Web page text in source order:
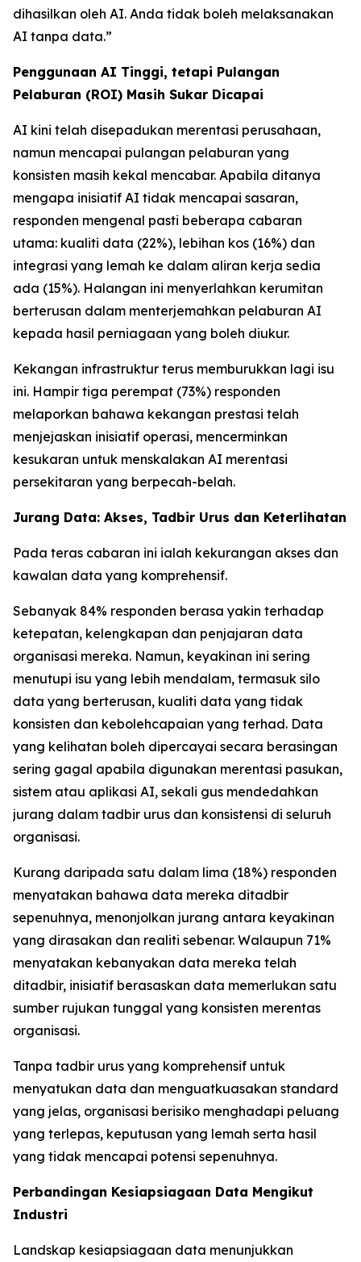
dihasilkan oleh AI. Anda tidak boleh melaksanakan
AI tanpa data.”
Penggunaan AI Tinggi, tetapi Pulangan
Pelaburan (ROI) Masih Sukar Dicapai
AI kini telah disepadukan merentasi perusahaan,
namun mencapai pulangan pelaburan yang
konsisten masih kekal mencabar. Apabila ditanya
mengapa inisiatif AI tidak mencapai sasaran,
responden mengenal pasti beberapa cabaran
utama: kualiti data (22%), lebihan kos (16%) dan
integrasi yang lemah ke dalam aliran kerja sedia
ada (15%). Halangan ini menyerlahkan kerumitan
berterusan dalam menterjemahkan pelaburan AI
kepada hasil perniagaan yang boleh diukur.
Kekangan infrastruktur terus memburukkan lagi isu
ini. Hampir tiga perempat (73%) responden
melaporkan bahawa kekangan prestasi telah
menjejaskan inisiatif operasi, mencerminkan
kesukaran untuk menskalakan AI merentasi
persekitaran yang berpecah-belah.
Jurang Data: Akses, Tadbir Urus dan Keterlihatan
Pada teras cabaran ini ialah kekurangan akses dan
kawalan data yang komprehensif.
Sebanyak 84% responden berasa yakin terhadap
ketepatan, kelengkapan dan penjajaran data
organisasi mereka. Namun, keyakinan ini sering
menutupi isu yang lebih mendalam, termasuk silo
data yang berterusan, kualiti data yang tidak
konsisten dan kebolehcapaian yang terhad. Data
yang kelihatan boleh dipercayai secara berasingan
sering gagal apabila digunakan merentasi pasukan,
sistem atau aplikasi AI, sekali gus mendedahkan
jurang dalam tadbir urus dan konsistensi di seluruh
organisasi.
Kurang daripada satu dalam lima (18%) responden
menyatakan bahawa data mereka ditadbir
sepenuhnya, menonjolkan jurang antara keyakinan
yang dirasakan dan realiti sebenar. Walaupun 71%
menyatakan kebanyakan data mereka telah
ditadbir, inisiatif berasaskan data memerlukan satu
sumber rujukan tunggal yang konsisten merentas
organisasi.
Tanpa tadbir urus yang komprehensif untuk
menyatukan data dan menguatkuasakan standard
yang jelas, organisasi berisiko menghadapi peluang
yang terlepas, keputusan yang lemah serta hasil
yang tidak mencapai potensi sepenuhnya.
Perbandingan Kesiapsiagaan Data Mengikut
Industri
Landskap kesiapsiagaan data menunjukkan